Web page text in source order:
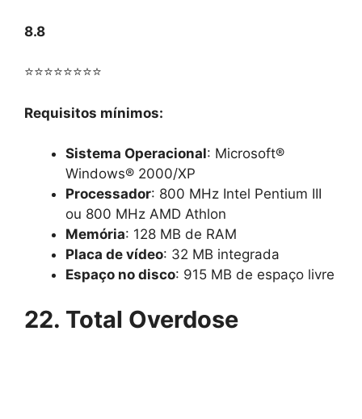
8.8
⭐⭐⭐⭐⭐⭐⭐⭐
Requisitos mínimos:
Sistema Operacional: Microsoft®
Windows® 2000/XP
Processador: 800 MHz Intel Pentium III
ou 800 MHz AMD Athlon
Memória: 128 MB de RAM
Placa de vídeo: 32 MB integrada
Espaço no disco: 915 MB de espaço livre
22. Total Overdose